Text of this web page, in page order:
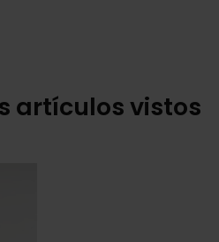
artículos vistos